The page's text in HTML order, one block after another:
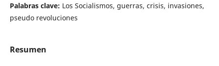
Palabras clave: Los Socialismos, guerras, crisis, invasiones,
pseudo revoluciones
Resumen